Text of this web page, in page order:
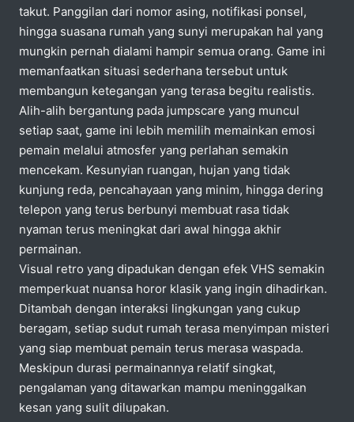
takut. Panggilan dari nomor asing, notifikasi ponsel,
hingga suasana rumah yang sunyi merupakan hal yang
mungkin pernah dialami hampir semua orang. Game ini
memanfaatkan situasi sederhana tersebut untuk
membangun ketegangan yang terasa begitu realistis.
Alih-alih bergantung pada jumpscare yang muncul
setiap saat, game ini lebih memilih memainkan emosi
pemain melalui atmosfer yang perlahan semakin
mencekam. Kesunyian ruangan, hujan yang tidak
kunjung reda, pencahayaan yang minim, hingga dering
telepon yang terus berbunyi membuat rasa tidak
nyaman terus meningkat dari awal hingga akhir
permainan.
Visual retro yang dipadukan dengan efek VHS semakin
memperkuat nuansa horor klasik yang ingin dihadirkan.
Ditambah dengan interaksi lingkungan yang cukup
beragam, setiap sudut rumah terasa menyimpan misteri
yang siap membuat pemain terus merasa waspada.
Meskipun durasi permainannya relatif singkat,
pengalaman yang ditawarkan mampu meninggalkan
kesan yang sulit dilupakan.